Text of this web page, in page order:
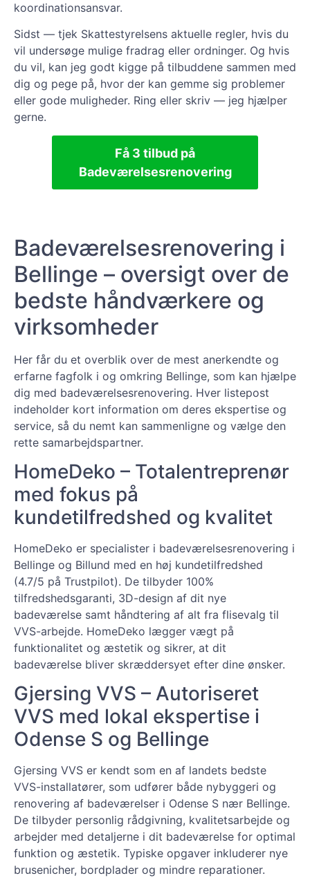
koordinationsansvar.
Sidst — tjek Skattestyrelsens aktuelle regler, hvis du
vil undersøge mulige fradrag eller ordninger. Og hvis
du vil, kan jeg godt kigge på tilbuddene sammen med
dig og pege på, hvor der kan gemme sig problemer
eller gode muligheder. Ring eller skriv — jeg hjælper
gerne.
Få 3 tilbud på
Badeværelsesrenovering
Badeværelsesrenovering i
Bellinge – oversigt over de
bedste håndværkere og
virksomheder
Her får du et overblik over de mest anerkendte og
erfarne fagfolk i og omkring Bellinge, som kan hjælpe
dig med badeværelsesrenovering. Hver listepost
indeholder kort information om deres ekspertise og
service, så du nemt kan sammenligne og vælge den
rette samarbejdspartner.
HomeDeko – Totalentreprenør
med fokus på
kundetilfredshed og kvalitet
HomeDeko er specialister i badeværelsesrenovering i
Bellinge og Billund med en høj kundetilfredshed
(4.7/5 på Trustpilot). De tilbyder 100%
tilfredshedsgaranti, 3D-design af dit nye
badeværelse samt håndtering af alt fra flisevalg til
VVS-arbejde. HomeDeko lægger vægt på
funktionalitet og æstetik og sikrer, at dit
badeværelse bliver skræddersyet efter dine ønsker.
Gjersing VVS – Autoriseret
VVS med lokal ekspertise i
Odense S og Bellinge
Gjersing VVS er kendt som en af landets bedste
VVS-installatører, som udfører både nybyggeri og
renovering af badeværelser i Odense S nær Bellinge.
De tilbyder personlig rådgivning, kvalitetsarbejde og
arbejder med detaljerne i dit badeværelse for optimal
funktion og æstetik. Typiske opgaver inkluderer nye
brusenicher, bordplader og mindre reparationer.